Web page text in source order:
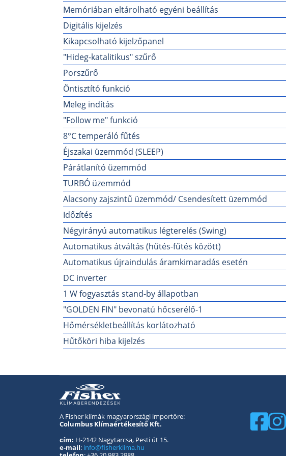
Memóriában eltárolható egyéni beállítás
Digitális kijelzés
Kikapcsolható kijelzőpanel
"Hideg-katalitikus" szűrő
Porszűrő
Öntisztító funkció
Meleg indítás
"Follow me" funkció
8°C temperáló fűtés
Éjszakai üzemmód (SLEEP)
Párátlanító üzemmód
TURBÓ üzemmód
Alacsony zajszintű üzemmód/ Csendesített üzemmód
Időzítés
Négyirányú automatikus légterelés (Swing)
Automatikus átváltás (hűtés-fűtés között)
Automatikus újraindulás áramkimaradás esetén
DC inverter
1 W fogyasztás stand-by állapotban
"GOLDEN FIN" bevonatú hőcserélő-1
Hőmérsékletbeállítás korlátozható
Hűtőköri hiba kijelzés
A Fisher klímák magyarországi importőre:
Columbus Klímaértékesítő Kft.
cím: H-2142 Nagytarcsa, Pesti út 15.
e-mail: info@fisherklima.hu